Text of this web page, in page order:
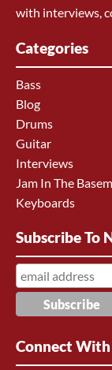
with interviews,
Categories
Bass
Blog
Drums
Guitar
Interviews
Jam In The
Keyboards
Subscribe To
Connect With